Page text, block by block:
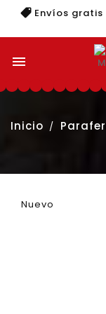
Envíos

Inicio
Nuevo